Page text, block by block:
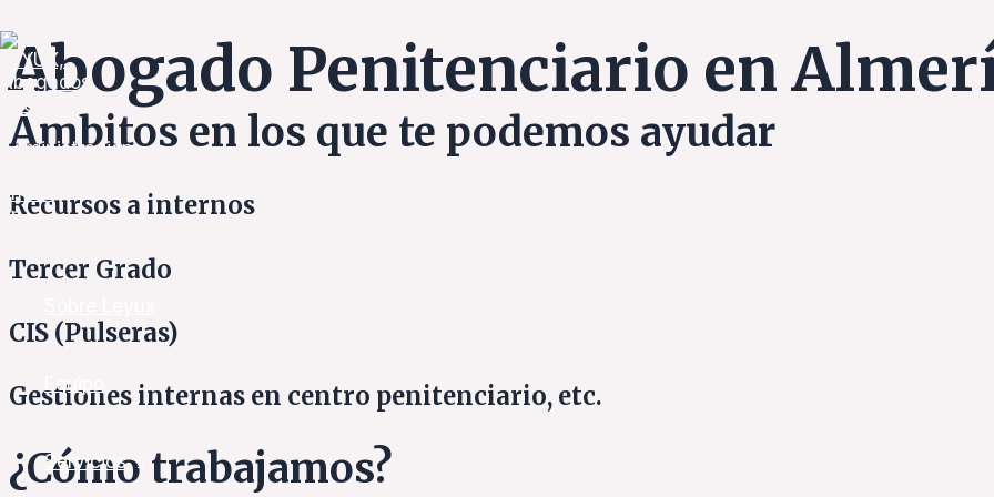
Equipo
Servicios
Abogado Penitenciario en
Ámbitos en los que te podemos ayudar
Recursos a internos
Tercer Grado
CIS (Pulseras)
Gestiones internas en centro penitenciario, etc.
¿Cómo trabajamos?